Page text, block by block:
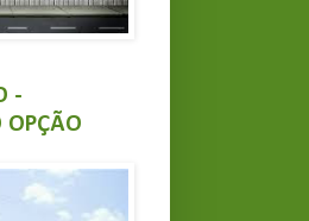
-
OPÇÃO